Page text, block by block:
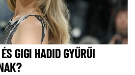
GIGI HADID GYŰRŰI